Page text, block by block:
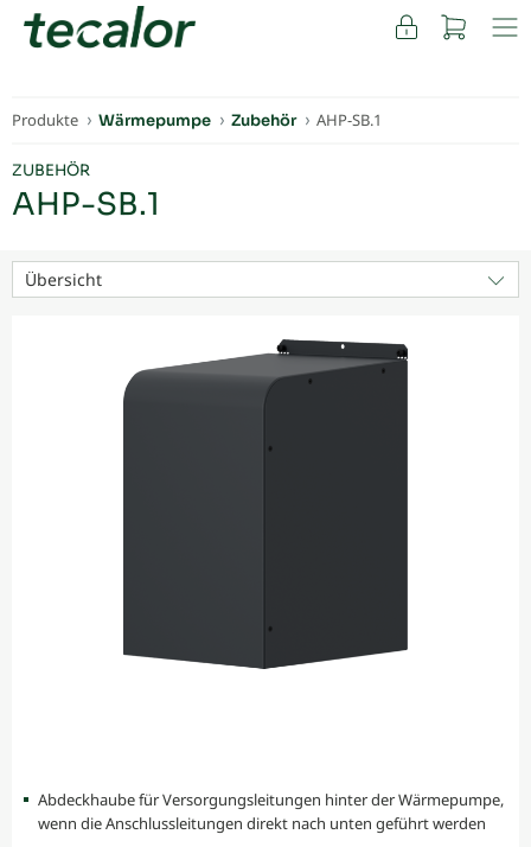
FACHKUNDEN
Produkte Wärmepumpe Zubehör AHP-SB.1
ZUBEHÖR
AHP-SB.1
Übersicht
Abdeckhaube für Versorgungsleitungen hinter der Wärmepumpe,
wenn die Anschlussleitungen direkt nach unten geführt werden